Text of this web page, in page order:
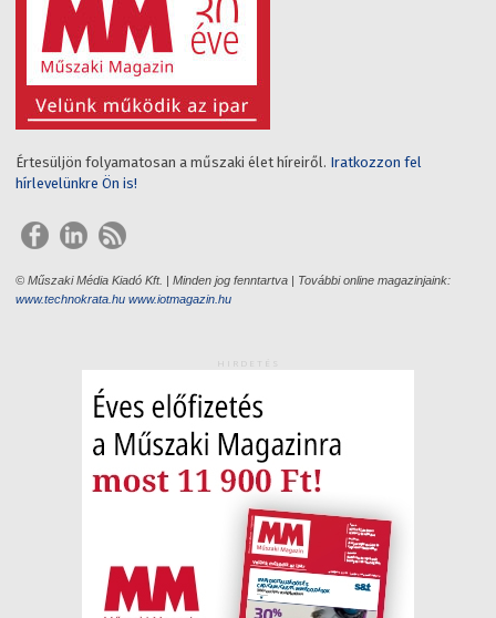
Értesüljön folyamatosan a műszaki élet híreiről. Iratkozzon fel
hírlevelünkre Ön is!
© Műszaki Média Kiadó Kft. | Minden jog fenntartva | További online magazinjaink:
www.technokrata.hu www.iotmagazin.hu
HIRDETÉS